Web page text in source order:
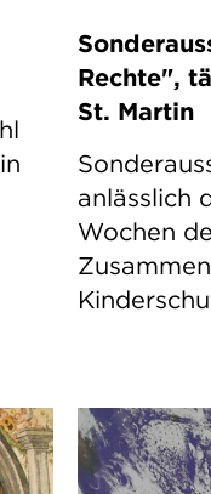
Rechte",
St. Martin
anlässlich
Wochen